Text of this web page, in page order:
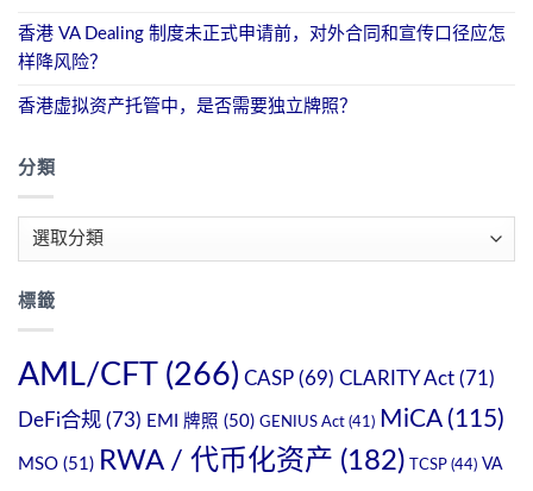
香港 VA Dealing 制度未正式申请前，对外合同和宣传口径应怎
样降风险？
香港虚拟资产托管中，是否需要独立牌照？
分類
標籤
AML/CFT (266) CASP (69) CLARITY Act (71)
DeFi合规 (73) EMI 牌照 (50) GENIUS Act (41) MiCA(115)
MSO (51) RWA / 代币化资产 (182) TCSP (44) VA